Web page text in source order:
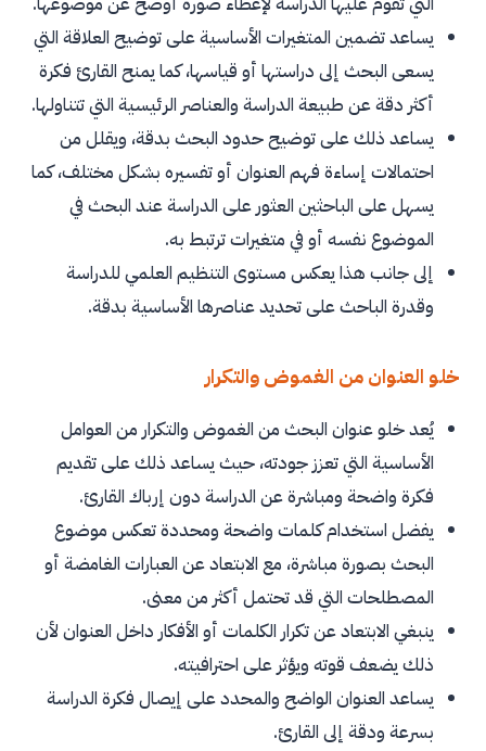
يساعد تضمين المتغيرات الأساسية على توضيح العلاقة التي
يسعى البحث إلى دراستها أو قياسها، كما يمنح القارئ فكرة
أكثر دقة عن طبيعة الدراسة والعناصر الرئيسية التي تتناولها.
يساعد ذلك على توضيح حدود البحث بدقة، ويقلل من
احتمالات إساءة فهم العنوان أو تفسيره بشكل مختلف، كما
يسهل على الباحثين العثور على الدراسة عند البحث في
الموضوع نفسه أو في متغيرات ترتبط به.
إلى جانب هذا يعكس مستوى التنظيم العلمي للدراسة
وقدرة الباحث على تحديد عناصرها الأساسية بدقة.
خلو العنوان من الغموض والتكرار
يُعد خلو عنوان البحث من الغموض والتكرار من العوامل
الأساسية التي تعزز جودته، حيث يساعد ذلك على تقديم
فكرة واضحة ومباشرة عن الدراسة دون إرباك القارئ.
يفضل استخدام كلمات واضحة ومحددة تعكس موضوع
البحث بصورة مباشرة، مع الابتعاد عن العبارات الغامضة أو
المصطلحات التي قد تحتمل أكثر من معنى.
ينبغي الابتعاد عن تكرار الكلمات أو الأفكار داخل العنوان لأن
ذلك يضعف قوته ويؤثر على احترافيته.
يساعد العنوان الواضح والمحدد على إيصال فكرة الدراسة
بسرعة ودقة إلى القارئ.